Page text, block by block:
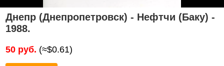
Днепр (Днепропетровск) - Нефтчи (Баку) -
1988.
50 руб. (≈$0.61)